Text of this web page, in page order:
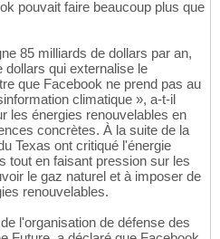
pouvait faire beaucoup plus que
85 milliards de dollars par an,
dollars qui externalise le
que Facebook ne prend pas au
climatique », a-t-il
les énergies renouvelables en
concrètes. À la suite de la
Texas ont critiqué l'énergie
tout en faisant pression sur les
le gaz naturel et à imposer de
renouvelables.
l'organisation de défense des